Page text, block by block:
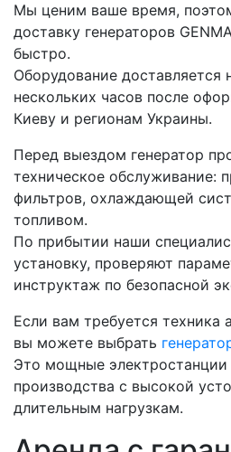
Мы ценим ваше время,
доставку генераторов
быстро.
Оборудование доставляется
нескольких часов после
Киеву и регионам Украины.
Перед выездом генератор
техническое обслуживание:
фильтров, охлаждающей
топливом.
По прибытии наши
установку, проверяют
инструктаж по безопасной
Если вам требуется техника
вы можете выбрать
Это мощные электростанции
производства с высокой
длительным нагрузкам.